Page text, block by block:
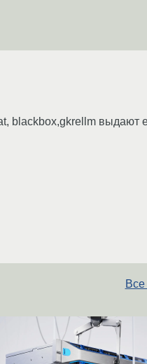
blackbox,gkrellm выдают